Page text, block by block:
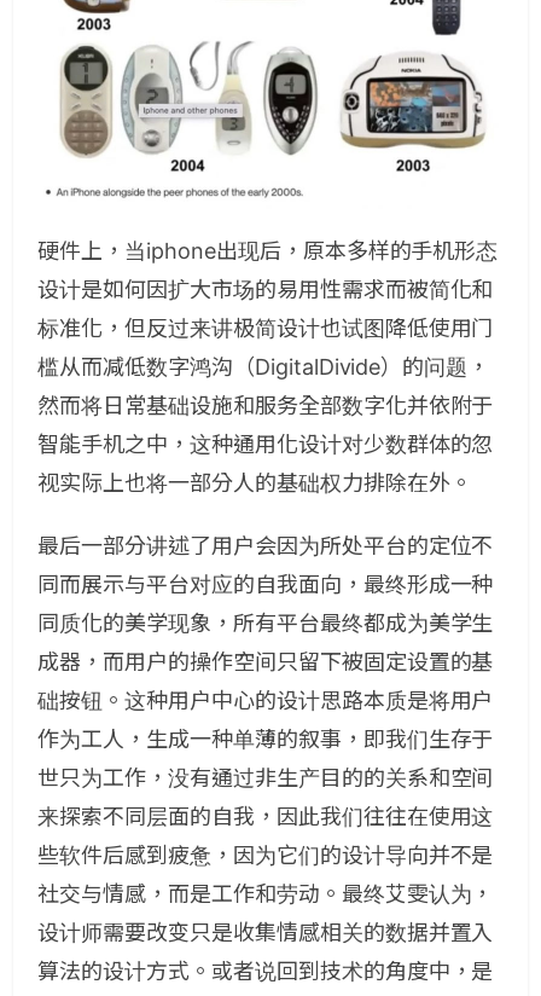
硬件上，当iphone出现后，原本多样的手机形态
设计是如何因扩大市场的易用性需求而被简化和
标准化，但反过来讲极简设计也试图降低使用门
槛从而减低数字鸿沟（DigitalDivide）的问题，
然而将日常基础设施和服务全部数字化并依附于
智能手机之中，这种通用化设计对少数群体的忽
视实际上也将一部分人的基础权力排除在外。
最后一部分讲述了用户会因为所处平台的定位不
同而展示与平台对应的自我面向，最终形成一种
同质化的美学现象，所有平台最终都成为美学生
成器，而用户的操作空间只留下被固定设置的基
础按钮。这种用户中心的设计思路本质是将用户
作为工人，生成一种单薄的叙事，即我们生存于
世只为工作，没有通过非生产目的的关系和空间
来探索不同层面的自我，因此我们往往在使用这
些软件后感到疲惫，因为它们的设计导向并不是
社交与情感，而是工作和劳动。最终艾雯认为，
设计师需要改变只是收集情感相关的数据并置入
算法的设计方式。或者说回到技术的角度中，是